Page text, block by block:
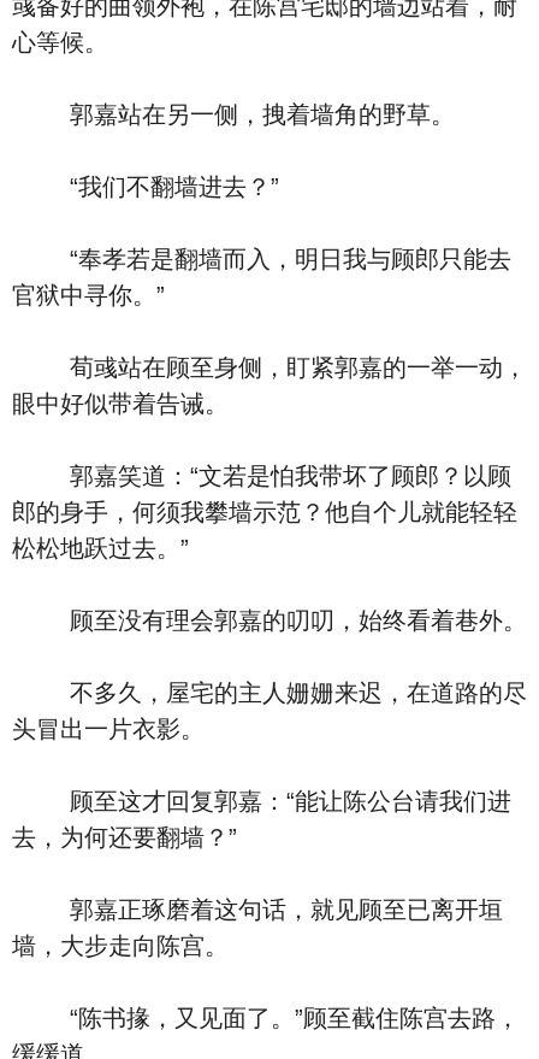
彧备好的曲领外袍，在陈宫宅邸的墙边站着，耐
心等候。
郭嘉站在另一侧，拽着墙角的野草。
“我们不翻墙进去？”
“奉孝若是翻墙而入，明日我与顾郎只能去
官狱中寻你。”
荀彧站在顾至身侧，盯紧郭嘉的一举一动，
眼中好似带着告诫。
郭嘉笑道：“文若是怕我带坏了顾郎？以顾
郎的身手，何须我攀墙示范？他自个儿就能轻轻
松松地跃过去。”
顾至没有理会郭嘉的叨叨，始终看着巷外。
不多久，屋宅的主人姗姗来迟，在道路的尽
头冒出一片衣影。
顾至这才回复郭嘉：“能让陈公台请我们进
去，为何还要翻墙？”
郭嘉正琢磨着这句话，就见顾至已离开垣
墙，大步走向陈宫。
“陈书掾，又见面了。”顾至截住陈宫去路，